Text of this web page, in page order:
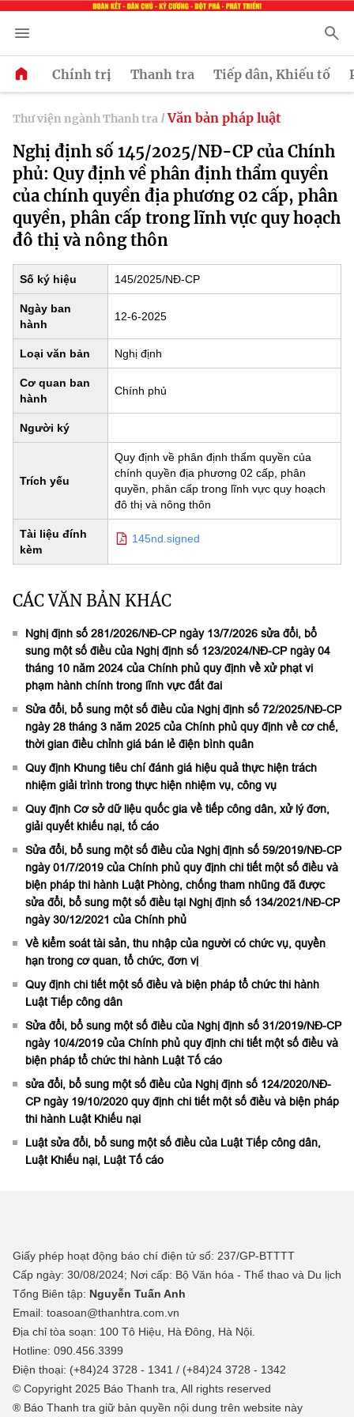
Chính trị Thanh tra Tiếp dân, Khiếu tố
Thư viện ngành Thanh tra / Văn bản pháp luật
Nghị định số 145/2025/NĐ-CP của Chính
phủ: Quy định về phân định thẩm quyền
của chính quyền địa phương 02 cấp, phân
quyền, phân cấp trong lĩnh vực quy hoạch
đô thị và nông thôn
Số ký hiệu 145/2025/NĐ-CP
Ngày ban
hành
12-6-2025
Loại văn bản Nghị định
Cơ quan ban
hành
Chính phủ
Người ký
Trích yếu
Quy định về phân định thẩm quyền của
chính quyền địa phương 02 cấp, phân
quyền, phân cấp trong lĩnh vực quy hoạch
đô thị và nông thôn
Tài liệu đính
kèm
145nd.signed
CÁC VĂN BẢN KHÁC
Nghị định số 281/2026/NĐ-CP ngày 13/7/2026 sửa đổi, bổ
sung một số điều của Nghị định số 123/2024/NĐ-CP ngày 04
tháng 10 năm 2024 của Chính phủ quy định về xử phạt vi
phạm hành chính trong lĩnh vực đất đai
Sửa đổi, bổ sung một số điều của Nghị định số 72/2025/NĐ-CP
ngày 28 tháng 3 năm 2025 của Chính phủ quy định về cơ chế,
thời gian điều chỉnh giá bán lẻ điện bình quân
Quy định Khung tiêu chí đánh giá hiệu quả thực hiện trách
nhiệm giải trình trong thực hiện nhiệm vụ, công vụ
Quy định Cơ sở dữ liệu quốc gia về tiếp công dân, xử lý đơn,
giải quyết khiếu nại, tố cáo
Sửa đổi, bổ sung một số điều của Nghị định số 59/2019/NĐ-CP
ngày 01/7/2019 của Chính phủ quy định chi tiết một số điều và
biện pháp thi hành Luật Phòng, chống tham nhũng đã được
sửa đổi, bổ sung một số điều tại Nghị định số 134/2021/NĐ-CP
ngày 30/12/2021 của Chính phủ
Về kiểm soát tài sản, thu nhập của người có chức vụ, quyền
hạn trong cơ quan, tổ chức, đơn vị
Quy định chi tiết một số điều và biện pháp tổ chức thi hành
Luật Tiếp công dân
Sửa đổi, bổ sung một số điều của Nghị định số 31/2019/NĐ-CP
ngày 10/4/2019 của Chính phủ quy định chi tiết một số điều và
biện pháp tổ chức thi hành Luật Tố cáo
sửa đổi, bổ sung một số điều của Nghị định số 124/2020/NĐ-
CP ngày 19/10/2020 quy định chi tiết một số điều và biện pháp
thi hành Luật Khiếu nại
Luật sửa đổi, bổ sung một số điều của Luật Tiếp công dân,
Luật Khiếu nại, Luật Tố cáo
Giấy phép hoạt động báo chí điện tử số: 237/GP-BTTTT
Cấp ngày: 30/08/2024; Nơi cấp: Bộ Văn hóa - Thể thao và Du lịch
Tổng Biên tập: Nguyễn Tuấn Anh
Email: toasoan@thanhtra.com.vn
Địa chỉ tòa soạn: 100 Tô Hiệu, Hà Đông, Hà Nội.
Hotline: 090.456.3399
Điện thoại: (+84)24 3728 - 1341 / (+84)24 3728 - 1342
© Copyright 2025 Báo Thanh tra, All rights reserved
® Báo Thanh tra giữ bản quyền nội dung trên website này